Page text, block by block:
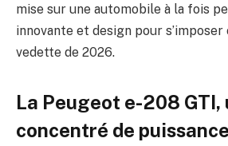
mise sur une automobile à la fois
innovante et design pour
vedette de 2026.
La Peugeot e-208 GTI,
concentré de